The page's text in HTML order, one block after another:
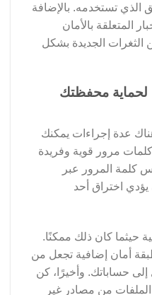
تستخدمه. بالإضافة
المتعلقة بالأمان
الثغرات الجديدة بشكل
لحماية محفظتك
عدة إجراءات يمكنك
كلمات مرور قوية وفريدة
كلمة المرور عبر
اختراق أحد
حيثما كان ذلك ممكنًا.
أمان إضافية تجعل من
حساباتك. وأخيرًا، كن
الملفات من مصادر غير